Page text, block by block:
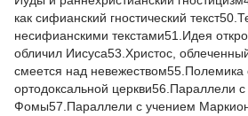
как сифианский гностический
несифианскими текстами51.Идея
обличил Иисуса53.Христос,
смеется над невежеством55.Полемика
ортодоксальной церкви56.Параллели
Фомы57.Параллели с учением